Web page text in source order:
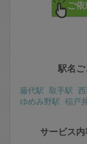
駅名
藤代駅 取手駅
ゆめみ野駅 稲戸
サービス